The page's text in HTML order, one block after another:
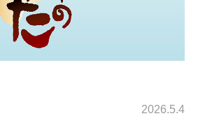
2026.5.4